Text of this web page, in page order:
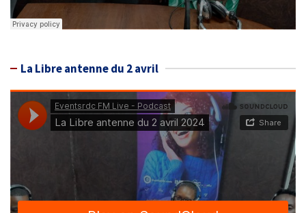
La Libre antenne du 2 avril